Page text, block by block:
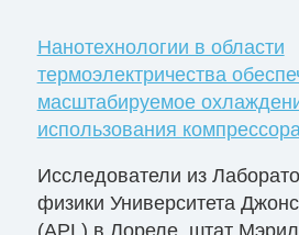
Нанотехнологии в области
термоэлектричества
масштабируемое
использования
Исследователи из
физики Университета